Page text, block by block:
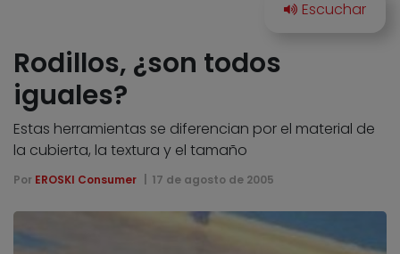
Rodillos, ¿son todos
iguales?
Estas herramientas se diferencian por el material de
la cubierta, la textura y el tamaño
Por EROSKI Consumer 17 de agosto de 2005